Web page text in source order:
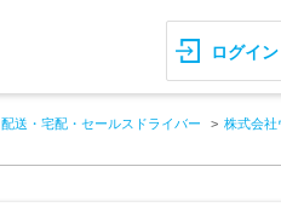
ログイン
配送・宅配・セールスドライバー 株式会社